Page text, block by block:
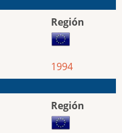
Región
1994
Región